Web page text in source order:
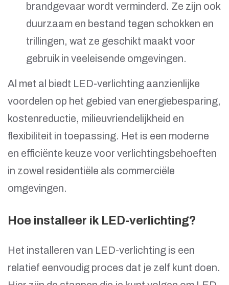
brandgevaar wordt verminderd. Ze zijn ook
duurzaam en bestand tegen schokken en
trillingen, wat ze geschikt maakt voor
gebruik in veeleisende omgevingen.
Al met al biedt LED-verlichting aanzienlijke
voordelen op het gebied van energiebesparing,
kostenreductie, milieuvriendelijkheid en
flexibiliteit in toepassing. Het is een moderne
en efficiënte keuze voor verlichtingsbehoeften
in zowel residentiële als commerciële
omgevingen.
Hoe installeer ik LED-verlichting?
Het installeren van LED-verlichting is een
relatief eenvoudig proces dat je zelf kunt doen.